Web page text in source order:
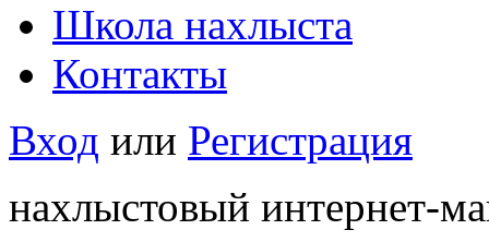
Школа нахлыста
Контакты
Вход или Регистрация
нахлыстовый интернет-